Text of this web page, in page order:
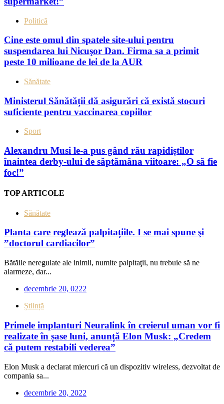
Politică
Cine este omul din spatele site-ului pentru
suspendarea lui Nicuşor Dan. Firma sa a primit
peste 10 milioane de lei de la AUR
Sănătate
Ministerul Sănătății dă asigurări că există stocuri
suficiente pentru vaccinarea copiilor
Sport
Alexandru Musi le-a pus gând rău rapidiștilor
înaintea derby-ului de săptămâna viitoare: „O să fie
foc!”
TOP ARTICOLE
Sănătate
Planta care reglează palpitațiile. I se mai spune şi
”doctorul cardiacilor”
Bătăile neregulate ale inimii, numite palpitaţii, nu trebuie să ne
alarmeze, dar...
decembrie 20, 0222
Știință
Primele implanturi Neuralink în creierul uman vor fi
realizate în șase luni, anunță Elon Musk: „Credem
că putem restabili vederea”
Elon Musk a declarat miercuri că un dispozitiv wireless, dezvoltat de
compania sa...
decembrie 20, 2022